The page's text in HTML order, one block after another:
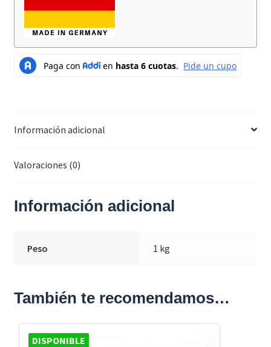
Información adicional
Valoraciones (0)
Información adicional
Peso 1 kg
También te recomendamos…
DISPONIBLE